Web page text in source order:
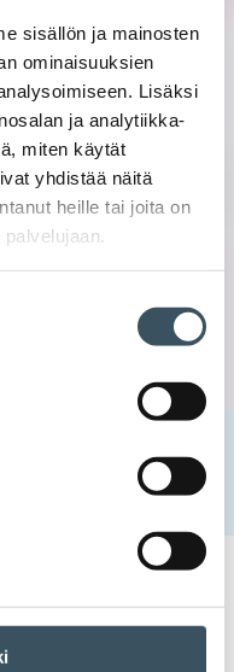
sisällön ja mainosten
ominaisuuksien
Lisäksi
ja analytiikka-
miten käytät
yhdistää näitä
heille tai joita on
Hyvä
yhteinen etu
,kuluttajasuhde
Suomen